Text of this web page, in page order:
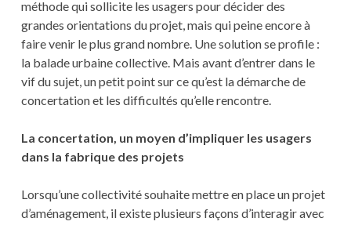
méthode qui sollicite les usagers pour décider des
grandes orientations du projet, mais qui peine encore à
faire venir le plus grand nombre. Une solution se profile :
la balade urbaine collective. Mais avant d’entrer dans le
vif du sujet, un petit point sur ce qu’est la démarche de
concertation et les difficultés qu’elle rencontre.
La concertation, un moyen d’impliquer les usagers
dans la fabrique des projets
Lorsqu’une collectivité souhaite mettre en place un projet
d’aménagement, il existe plusieurs façons d’interagir avec